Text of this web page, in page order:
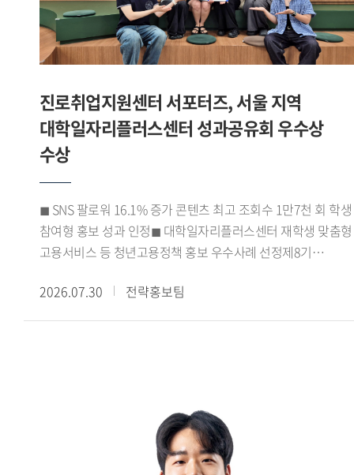
설계했다.광미사팀은 이를 바탕으로 같이, 일상이 되다 라는
캠페인 콘셉트를 제시했다. 보험을 어렵고 복잡하게 인식하는
2030세대가 보다 친근하게 접근할 수 있도록 AI 진단 테스트와
구체적인 실행안을 구성했다.광미사팀은 강민서(팀장 GBT 22),
이정민(독일어통번역 23), 유승원(철학 24), 윤혜령
(이탈리아어통번역 21) 학생으로 구성됐다. 서로 다른 전공의
학생들은 아이디어 도출과 시장 데이터 분석, 캠페인 전략 수립,
기획안 제작에 이르는 전 과정을 함께 수행했다.
코삭챌린저상은 각 지역 예선 출품작 가운데 상위 15% 이내의
우수작에 수여되는 상이다. 이번 수상은 광미사팀의 기획력과
캠페인의 실현 가능성을 인정받은 결과로, 교과목에서 진행한
수업과 실무를 연계한 교육의 성과를 보여주는 사례로
진로취업지원센터 서포터즈, 서울 지역
대학일자리플러스센터 성과공유회 우수상
수상
◼ SNS 팔로워 16.1% 증가 콘텐츠 최고 조회수 1만7천 회 학생
참여형 홍보 성과 인정◼ 대학일자리플러스센터 재학생 맞춤형
고용서비스 등 청년고용정책 홍보 우수사례 선정제8기
대학일자리플러스센터 성과공유회에서 우수상을 수상하며
학생 참여형 진로 취업 홍보 활동의 우수성을 인정받았다.우리
대학일자리플러스센터(거점형) 사업을 비롯해 고용노동부의
재학생 맞춤형 고용서비스와 졸업생 특화프로그램 등을
학생들에게 알리고 참여를 확대하기 위한 다양한 홍보 활동을
2026.07.30 전략홍보팀